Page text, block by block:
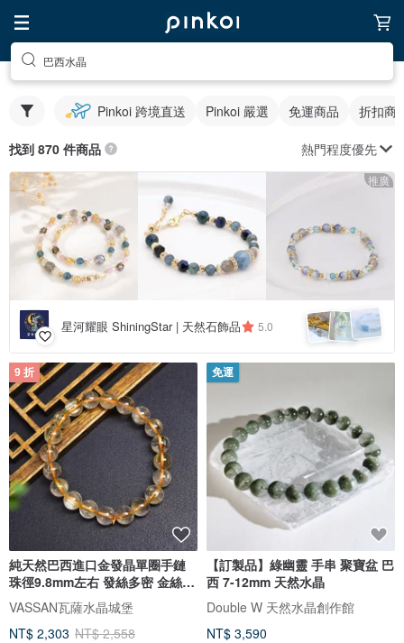
巴西水晶
Pinkoi 跨境直送 Pinkoi 嚴選 免運商品 折扣商
找到 870 件商品 熱門程度優先
推廣
星河耀眼 ShiningStar | 天然石飾品 5.0
9 折
純天然巴西進口金發晶單圈手鏈
珠徑9.8mm左右 發絲多密 金絲閃
閃
VASSAN瓦薩水晶城堡
NT$ 2,303 NT$ 2,558
免運
【訂製品】綠幽靈 手串 聚寶盆 巴
西 7-12mm 天然水晶
Double W 天然水晶創作館
NT$ 3,590